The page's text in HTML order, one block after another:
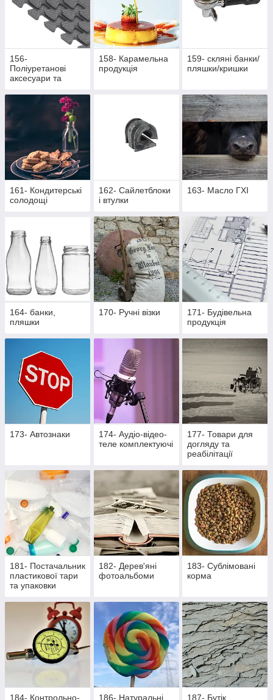
156-
Поліуретанові
аксесуари та
158- Карамельна
продукція
159- скляні банки/
пляшки/кришки
161- Кондитерські
солодощі
162- Cайлетблоки
і втулки
163- Масло ГХІ
164- банки,
пляшки
170- Ручні візки
171- Будівельна
продукція
173- Автознаки
174- Аудіо-відео-
теле комплектуючі
177- Товари для
догляду та
реабілітації
активних пацієнтів
181- Постачальник
пластикової тари
та упаковки
182- Дерев'яні
фотоальбоми
183- Сублімовані
корма
184- Контрольно- 186- Натуральні 187- Бутік